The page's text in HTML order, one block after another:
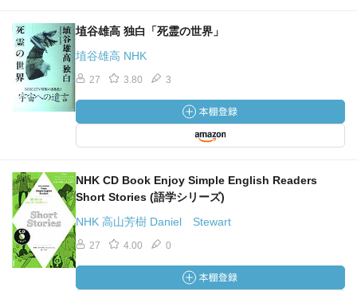
埴谷雄高 独白「死霊の世界」
埴谷雄高 NHK
27 3.80 3
NHK CD Book Enjoy Simple English Readers
Short Stories (語学シリーズ)
NHK 高山芳樹 Daniel Stewart
27 4.00 0